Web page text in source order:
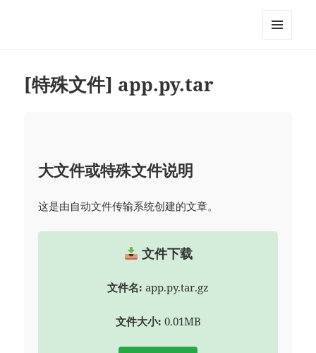
[特殊文件] app.py.tar
大文件或特殊文件说明
这是由自动文件传输系统创建的文章。
文件下载
文件名: app.py.tar.gz
文件大小: 0.01MB